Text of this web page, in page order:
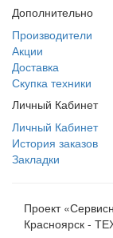
Дополнительно
Производители
Акции
Доставка
Скупка техники
Личный Кабинет
Личный Кабинет
История заказов
Закладки
Проект
Красноярск -